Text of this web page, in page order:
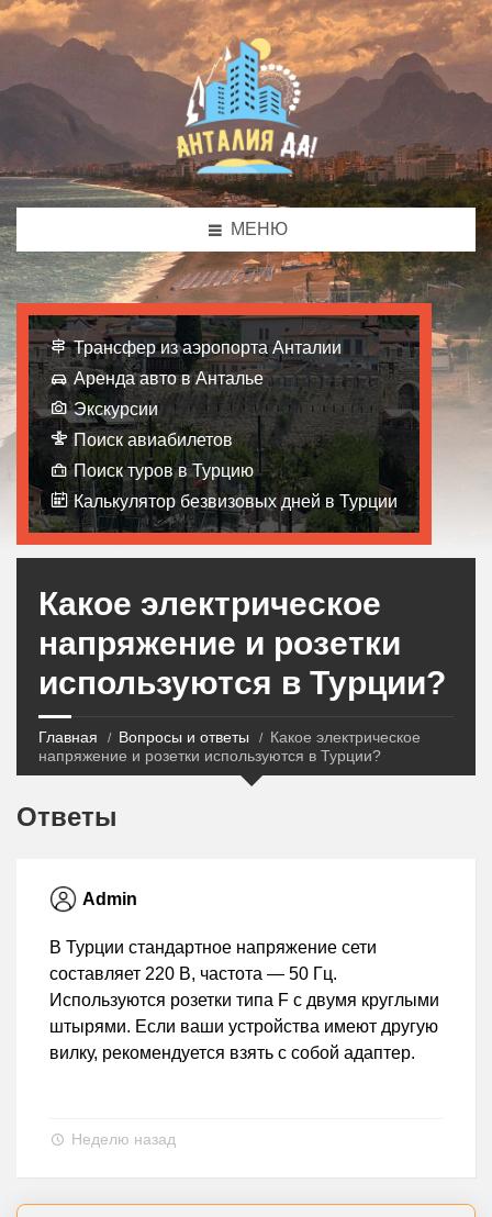
МЕНЮ
Трансфер из аэропорта Анталии
Аренда авто в Анталье
Экскурсии
Поиск авиабилетов
Поиск туров в Турцию
Калькулятор безвизовых дней в Турции
Какое электрическое
напряжение и розетки
используются в Турции?
Главная Вопросы и ответы
Какое электрическое
напряжение и розетки используются в Турции?
Ответы
Admin
В Турции стандартное напряжение сети
составляет 220 В, частота — 50 Гц.
Используются розетки типа F с двумя круглыми
штырями. Если ваши устройства имеют другую
вилку, рекомендуется взять с собой адаптер.
Неделю назад